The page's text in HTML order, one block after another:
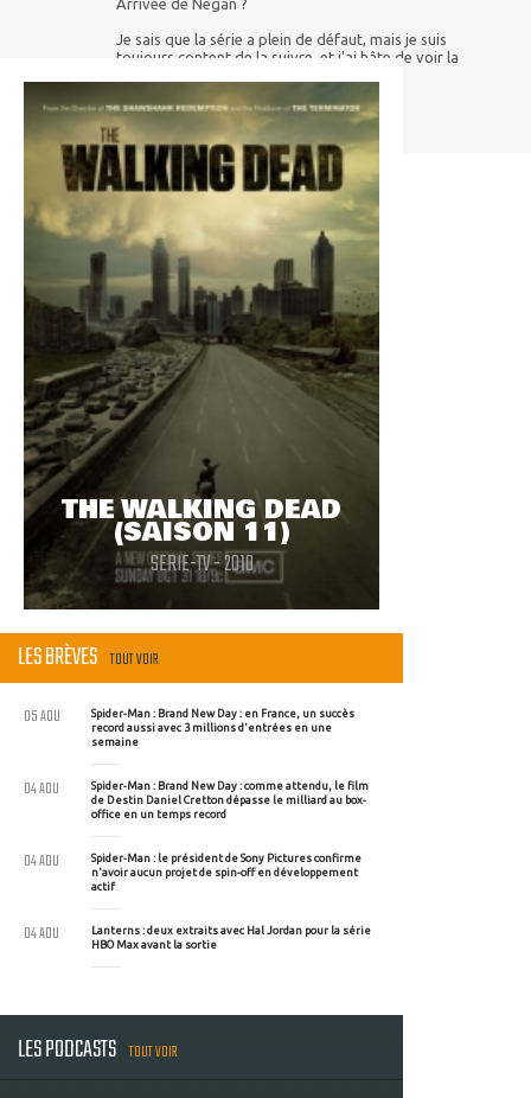
Arrivée de Negan ?
Je sais que la série a plein de défaut, mais je suis
toujours content de la suivre, et j'ai hâte de voir la
THE WALKING DEAD
(SAISON 11)
SERIE-TV - 2010
LES BRÈVES TOUT VOIR
Spider-Man : Brand New Day : en France, un succès
record aussi avec 3 millions d'entrées en une
semaine
05 AOU
Spider-Man : Brand New Day : comme attendu, le film
de Destin Daniel Cretton dépasse le milliard au box-
office en un temps record
04 AOU
Spider-Man : le président de Sony Pictures confirme
n'avoir aucun projet de spin-off en développement
actif
04 AOU
Lanterns : deux extraits avec Hal Jordan pour la série
HBO Max avant la sortie
04 AOU
LES PODCASTS TOUT VOIR